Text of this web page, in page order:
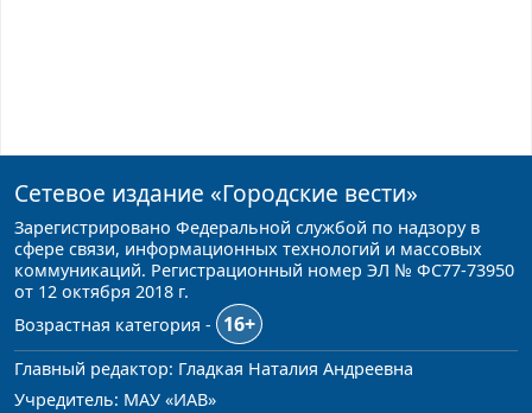
Сетевое издание «Городские вести»
Зарегистрировано Федеральной службой по надзору в
сфере связи, информационных технологий и массовых
коммуникаций. Регистрационный номер ЭЛ № ФС77-73950
от 12 октября 2018 г.
Возрастная категория -
16+
Главный редактор: Гладкая Наталия Андреевна
Учредитель: МАУ «ИАВ»